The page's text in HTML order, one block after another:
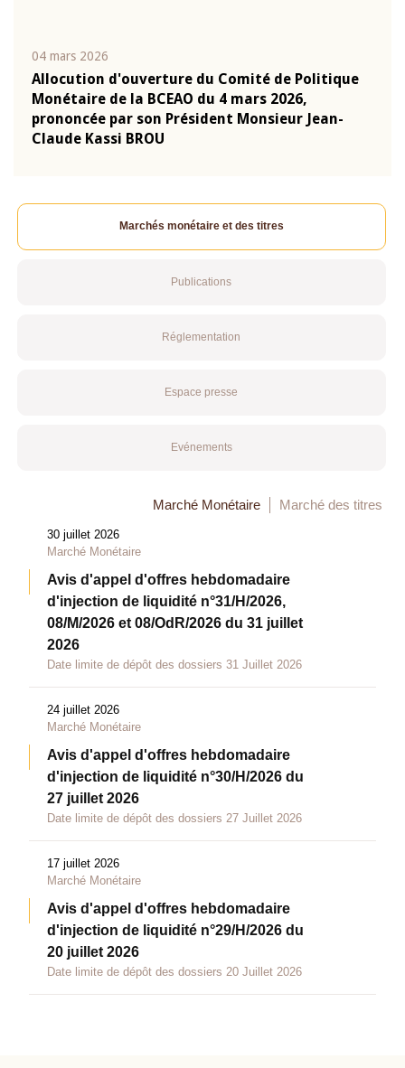
04 mars 2026
Allocution d'ouverture du Comité de Politique
Monétaire de la BCEAO du 4 mars 2026,
prononcée par son Président Monsieur Jean-
Claude Kassi BROU
Marchés monétaire et des titres
Publications
Réglementation
Espace presse
Evénements
Marché Monétaire Marché des titres
30 juillet 2026
Marché Monétaire
Avis d'appel d'offres hebdomadaire
d'injection de liquidité n°31/H/2026,
08/M/2026 et 08/OdR/2026 du 31 juillet
2026
Date limite de dépôt des dossiers 31 Juillet 2026
24 juillet 2026
Marché Monétaire
Avis d'appel d'offres hebdomadaire
d'injection de liquidité n°30/H/2026 du
27 juillet 2026
Date limite de dépôt des dossiers 27 Juillet 2026
17 juillet 2026
Marché Monétaire
Avis d'appel d'offres hebdomadaire
d'injection de liquidité n°29/H/2026 du
20 juillet 2026
Date limite de dépôt des dossiers 20 Juillet 2026